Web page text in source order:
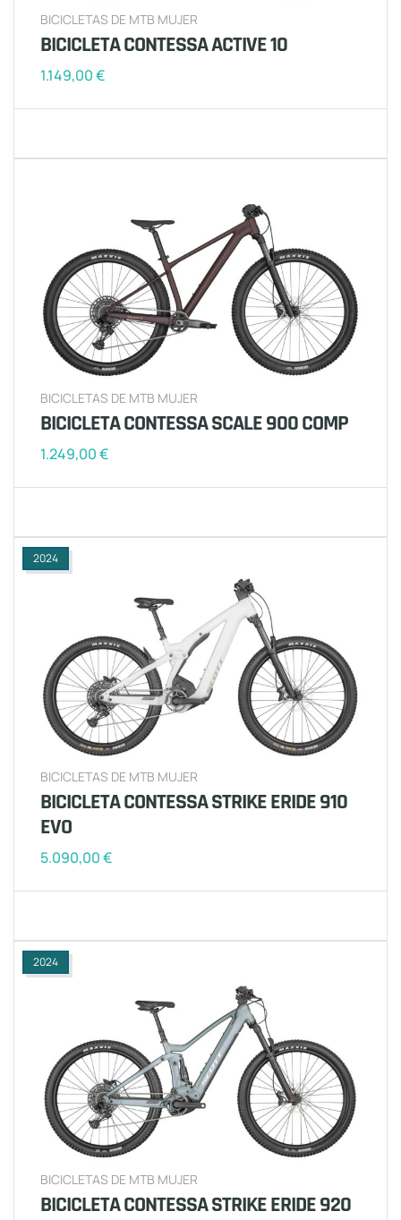
BICICLETAS DE MTB MUJER
BICICLETA CONTESSA ACTIVE 10
1.149,00€
BICICLETAS DE MTB MUJER
BICICLETA CONTESSA SCALE 900 COMP
1.249,00€
2024
BICICLETAS DE MTB MUJER
BICICLETA CONTESSA STRIKE ERIDE 910
EVO
5.090,00€
2024
BICICLETAS DE MTB MUJER
BICICLETA CONTESSA STRIKE ERIDE 920